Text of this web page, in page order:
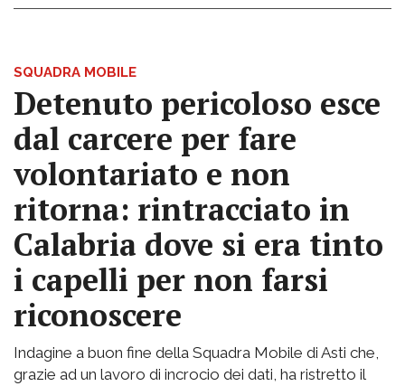
SQUADRA MOBILE
Detenuto pericoloso esce
dal carcere per fare
volontariato e non
ritorna: rintracciato in
Calabria dove si era tinto
i capelli per non farsi
riconoscere
Indagine a buon fine della Squadra Mobile di Asti che,
grazie ad un lavoro di incrocio dei dati, ha ristretto il